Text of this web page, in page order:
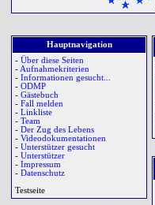
Hauptnavigation
- Über diese Seiten
- Aufnahmekriterien
- Informationen gesucht...
- ODMP
- Gästebuch
- Fall melden
- Linkliste
- Team
- Der Zug des Lebens
- Videodokumentationen
- Unterstützer gesucht
- Unterstützer
- Impressum
- Datenschutz
Testseite